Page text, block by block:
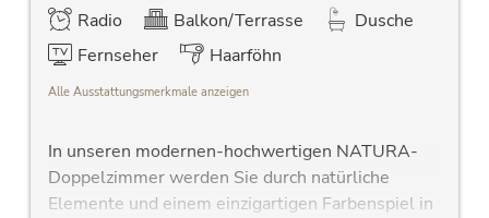
Radio Balkon/Terrasse
Dusche
Fernseher
Haarföhn
Alle Ausstattungsmerkmale anzeigen
In unseren modernen-hochwertigen NATURA-
Doppelzimmer werden Sie durch natürliche
Elemente und einem einzigartigen Farbenspiel in